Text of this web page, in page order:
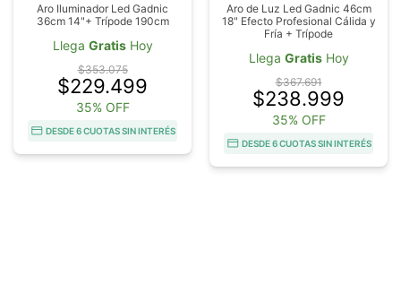
Aro Iluminador Led Gadnic
36cm 14"+ Trípode 190cm
Llega GratisHoy
$353.075
$229.499
35% OFF
DESDE 6 CUOTAS SIN INTERÉS
Aro de Luz Led Gadnic 46cm
18" Efecto Profesional Cálida y
Fría + Trípode
Llega GratisHoy
$367.691
$238.999
35% OFF
DESDE 6 CUOTAS SIN INTERÉS